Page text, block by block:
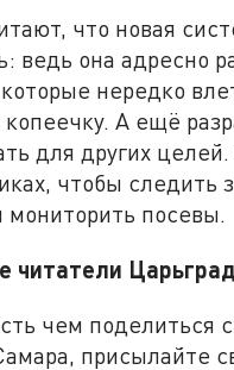
что новая
ведь она адресно
нередко
копеечку. А ещё
для других
чтобы следить
мониторить посевы.
читатели
чем поделиться
присылайте